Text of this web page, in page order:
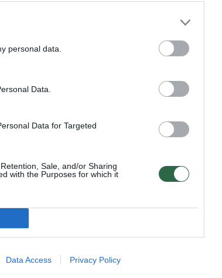
personal data.
Data.
Data for Targeted
Sale, and/or Sharing
with the Purposes for which it
Data Access Privacy Policy
pritvirtintas
matuoklis.
sugadinimo.
pavojingu būdu
jeigu dėl to
strateginę
juridinių asmenų
ar sugadino
laisvės
metų.